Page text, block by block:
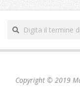
Copyright © 2019